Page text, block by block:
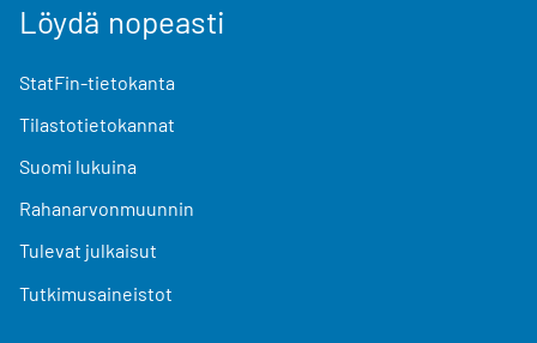
Löydä nopeasti
StatFin-tietokanta
Tilastotietokannat
Suomi lukuina
Rahanarvonmuunnin
Tulevat julkaisut
Tutkimusaineistot